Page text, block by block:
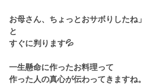
お母さん、ちょっとおサボりしたね」
と
すぐに判ります💦
一生懸命に作ったお料理って
作った人の真心が伝わってきますね。